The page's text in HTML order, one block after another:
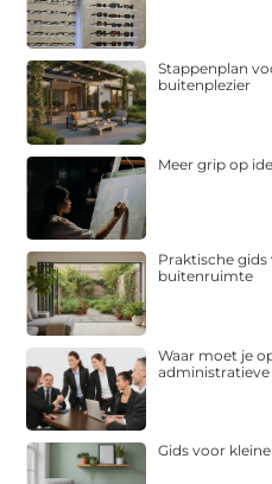
Stappenplan
buitenplezier
Meer grip op
Praktische
buitenruimte
Waar moet je
administratieve
Gids voor